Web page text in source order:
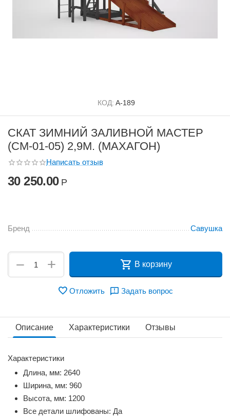
КОД: А-189
СКАТ ЗИМНИЙ ЗАЛИВНОЙ МАСТЕР
(СМ-01-05) 2,9М. (МАХАГОН)
Написать отзыв
30 250.00 Р
Бренд Савушка
+
− В корзину
Отложить Задать вопрос
Описание Характеристики Отзывы
Характеристики
Длина, мм: 2640
Ширина, мм: 960
Высота, мм: 1200
Все детали шлифованы: Да